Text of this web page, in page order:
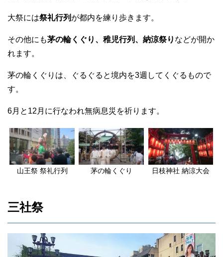
大祭には祭礼行列 が都内を練り歩きます。
その他にも茅の輪くぐり、稚児行列、納涼祭り などが開か
れます。
茅の輪くぐりは、ぐるぐると境内を3週してくぐるもので
す。
6月と12月に行なわれ無病息災を祈ります。
山王祭 祭礼行列 茅の輪くぐり 日枝神社 納涼大会
三社祭